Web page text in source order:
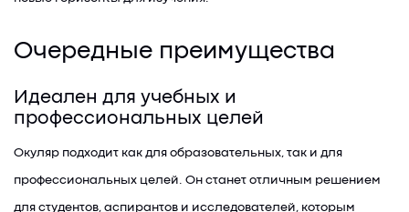
Очередные преимущества
Идеален для учебных и
профессиональных целей
Окуляр подходит как для образовательных, так и для
профессиональных целей. Он станет отличным решением
для студентов, аспирантов и исследователей, которым